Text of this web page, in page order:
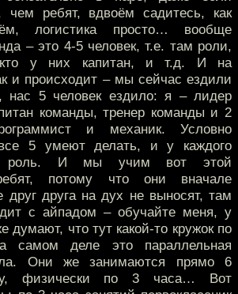
чем ребят, вдвоём садитесь, как
логистика просто… вообще
– это 4-5 человек, т.е. там роли,
кто у них капитан, и т.д. И на
и происходит – мы сейчас ездили
нас 5 человек ездило: я – лидер
команды, тренер команды и 2
и механик. Условно
5 умеют делать, и у каждого
роль. И мы учим вот этой
потому что они вначале
друг друга на дух не выносят, там
с айпадом – обучайте меня, у
думают, что тут какой-то кружок по
самом деле это параллельная
Они же занимаются прямо 6
физически по 3 часа… Вот